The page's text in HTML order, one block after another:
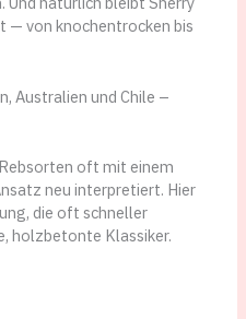
— von knochentrocken bis
Australien und Chile –
oft mit einem
neu interpretiert. Hier
die oft schneller
holzbetonte Klassiker.